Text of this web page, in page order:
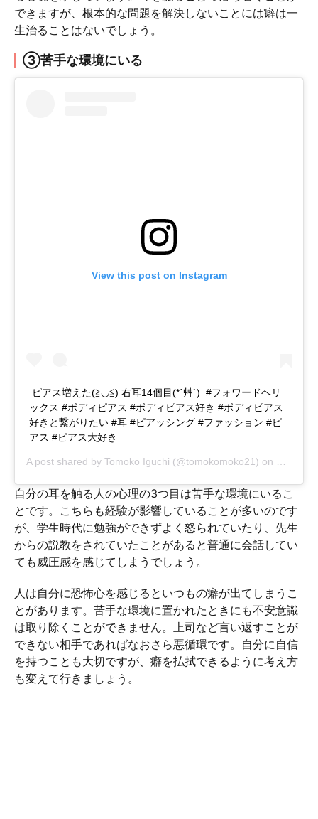
できますが、根本的な問題を解決しないことには癖は一
生治ることはないでしょう。
③苦手な環境にいる
View this post on Instagram
ㅤ ピアス増えた(≧◡≦) 右耳14個目(*´艸`) ㅤ #フォワードヘリ
ックス #ボディピアス #ボディピアス好き #ボディピアス
好きと繋がりたい #耳 #ピアッシング #ファッション #ピ
アス #ピアス大好き
A post shared by Tomoko Iguchi (@tomokomoko21) on
自分の耳を触る人の心理の3つ目は苦手な環境にいるこ
とです。こちらも経験が影響していることが多いのです
が、学生時代に勉強ができずよく怒られていたり、先生
からの説教をされていたことがあると普通に会話してい
ても威圧感を感じてしまうでしょう。
人は自分に恐怖心を感じるといつもの癖が出てしまうこ
とがあります。苦手な環境に置かれたときにも不安意識
は取り除くことができません。上司など言い返すことが
できない相手であればなおさら悪循環です。自分に自信
を持つことも大切ですが、癖を払拭できるように考え方
も変えて行きましょう。